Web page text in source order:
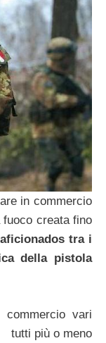
in commercio
creata fino
tra i
della pistola
commercio vari
tutti più o meno